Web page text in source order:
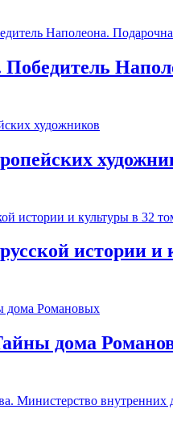
Победитель
истории и
дома